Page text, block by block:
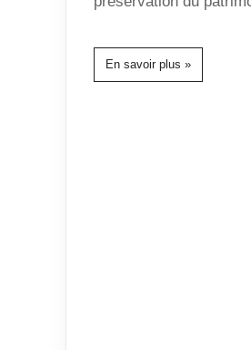
En savoir plus »